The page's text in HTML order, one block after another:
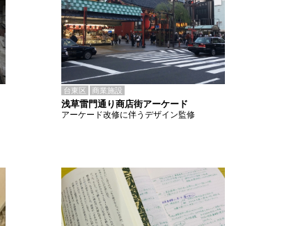
台東区 商業施設
浅草雷門通り商店街アーケード
アーケード改修に伴うデザイン監修